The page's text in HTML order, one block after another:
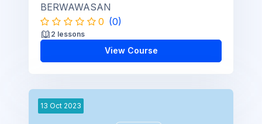
BERWAWASAN
0 (0)
2 lessons
View Course
13 Oct 2023